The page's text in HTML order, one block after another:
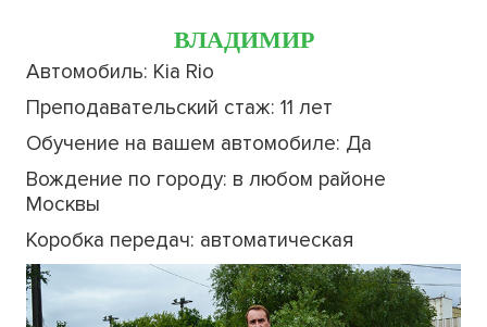
ВЛАДИМИР
Автомобиль: Kia Rio
Преподавательский стаж: 11 лет
Обучение на вашем автомобиле: Да
Вождение по городу: в любом районе
Москвы
Коробка передач: автоматическая